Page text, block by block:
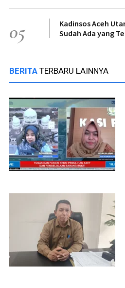
05
Kadinsos Aceh
Sudah Ada yang
BERITA TERBARU LAINNYA